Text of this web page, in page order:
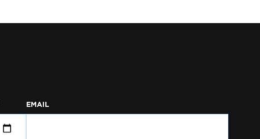
EMAIL